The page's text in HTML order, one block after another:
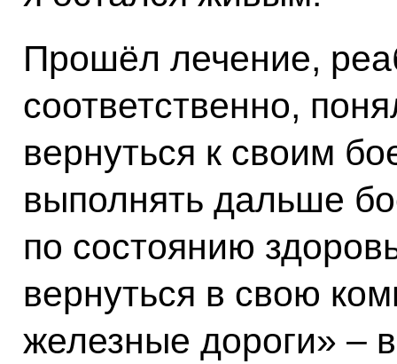
Прошёл лечение,
соответственно,
вернуться к своим
выполнять дальше
по состоянию
вернуться в свою
железные дороги» –